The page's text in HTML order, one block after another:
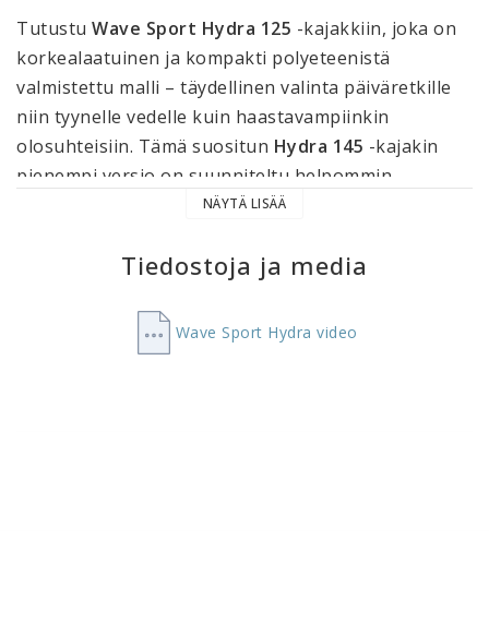
Tutustu Wave Sport Hydra 125 -kajakkiin, joka on
korkealaatuinen ja kompakti polyeteenistä
valmistettu malli – täydellinen valinta päiväretkille
niin tyynelle vedelle kuin haastavampiinkin
olosuhteisiin. Tämä suositun Hydra 145 -kajakin
pienempi versio on suunniteltu helpommin
käsiteltäväksi, kuljetettavaksi ja säilytettäväksi,
aloittelijoille että kokeneille melojille. Kajakki
NÄYTÄ LISÄÄ
Tiedostoja ja media
Wave Sport Hydra video